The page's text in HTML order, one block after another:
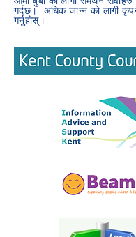
गर्दछ। अधिक जान्न को लागी
गर्नुहोस्।